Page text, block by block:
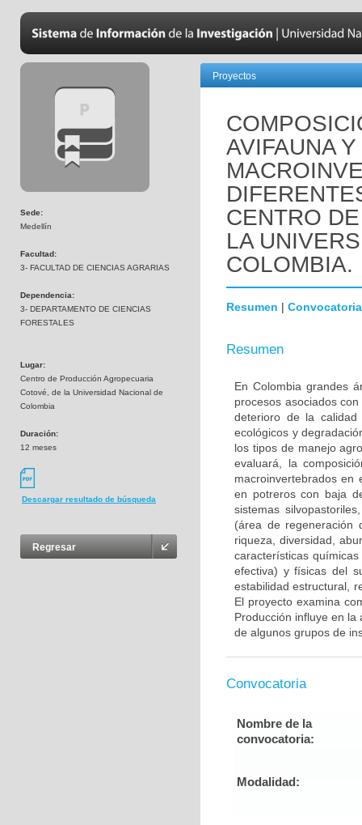
Sede:
Medellín
Facultad:
3- FACULTAD DE CIENCIAS AGRARIAS
Dependencia:
3- DEPARTAMENTO DE CIENCIAS
FORESTALES
Lugar:
Centro de Producción Agropecuaria
Cotové, de la Universidad Nacional de
Colombia
Duración:
12 meses
Descargar resultado de búsqueda
Regresar
Proyectos
AVIFAUNA
CENTRO
LA
COLOMBIA.
Resumen | Convocatoria
Resumen
En Colombia grandes
procesos asociados
deterioro de la
ecológicos y
los tipos de manejo
evaluará, la
macroinvertebrados en
en potreros con baja
sistemas
(área de regeneración
riqueza, diversidad,
características
efectiva) y físicas del
estabilidad estructural,
El proyecto examina
Producción influye en
de algunos grupos de
Convocatoria
Nombre de la
convocatoria:
Modalidad: